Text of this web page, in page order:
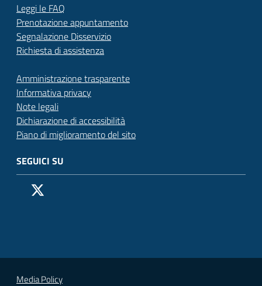
Leggi le FAQ
Prenotazione appuntamento
Segnalazione Disservizio
Richiesta di assistenza
Amministrazione trasparente
Informativa privacy
Note legali
Dichiarazione di accessibilità
Piano di miglioramento del sito
SEGUICI SU
Pagina Facebook del Comune di San Donato Milanese
Vai alla pagina
Media Policy